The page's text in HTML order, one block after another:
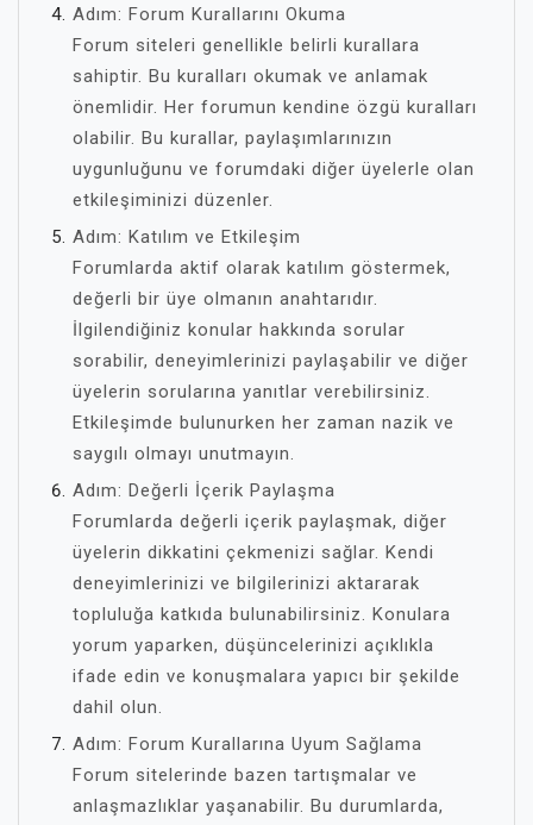
Adım: Forum Kurallarını Okuma
Forum siteleri genellikle belirli kurallara
sahiptir. Bu kuralları okumak ve anlamak
önemlidir. Her forumun kendine özgü kuralları
olabilir. Bu kurallar, paylaşımlarınızın
uygunluğunu ve forumdaki diğer üyelerle olan
etkileşiminizi düzenler.
Adım: Katılım ve Etkileşim
Forumlarda aktif olarak katılım göstermek,
değerli bir üye olmanın anahtarıdır.
İlgilendiğiniz konular hakkında sorular
sorabilir, deneyimlerinizi paylaşabilir ve diğer
üyelerin sorularına yanıtlar verebilirsiniz.
Etkileşimde bulunurken her zaman nazik ve
saygılı olmayı unutmayın.
Adım: Değerli İçerik Paylaşma
Forumlarda değerli içerik paylaşmak, diğer
üyelerin dikkatini çekmenizi sağlar. Kendi
deneyimlerinizi ve bilgilerinizi aktararak
topluluğa katkıda bulunabilirsiniz. Konulara
yorum yaparken, düşüncelerinizi açıklıkla
ifade edin ve konuşmalara yapıcı bir şekilde
dahil olun.
Adım: Forum Kurallarına Uyum Sağlama
Forum sitelerinde bazen tartışmalar ve
anlaşmazlıklar yaşanabilir. Bu durumlarda,